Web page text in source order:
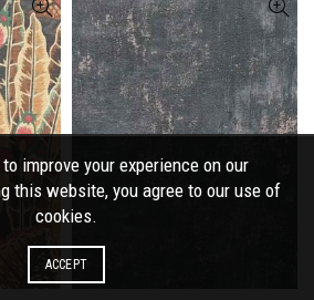
improve your experience on our
this website, you agree to our use of
cookies.
ACCEPT